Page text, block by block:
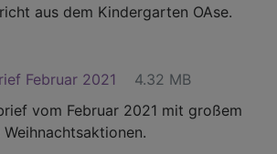
aus dem Kindergarten OAse.
Februar 2021
4.32 MB
vom Februar 2021 mit großem